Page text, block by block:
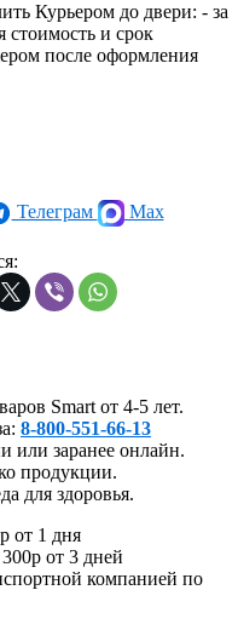
Курьером до двери: - за
стоимость и срок
после оформления
Телеграм Max
Smart от 4-5 лет.
8-800-551-66-13
или заранее онлайн.
продукции.
для здоровья.
от 1 дня
300р от 3 дней
компанией по